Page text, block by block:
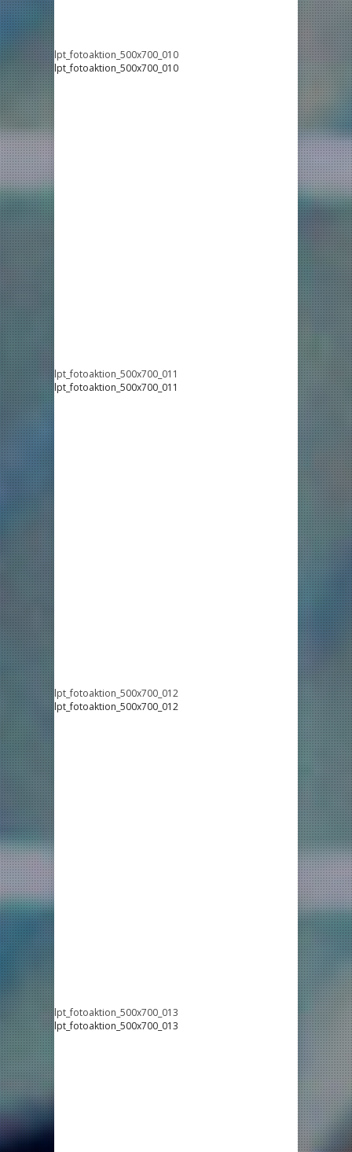
lpt_fotoaktion_500x700_010
lpt_fotoaktion_500x700_010
lpt_fotoaktion_500x700_011
lpt_fotoaktion_500x700_011
lpt_fotoaktion_500x700_012
lpt_fotoaktion_500x700_012
lpt_fotoaktion_500x700_013
lpt_fotoaktion_500x700_013